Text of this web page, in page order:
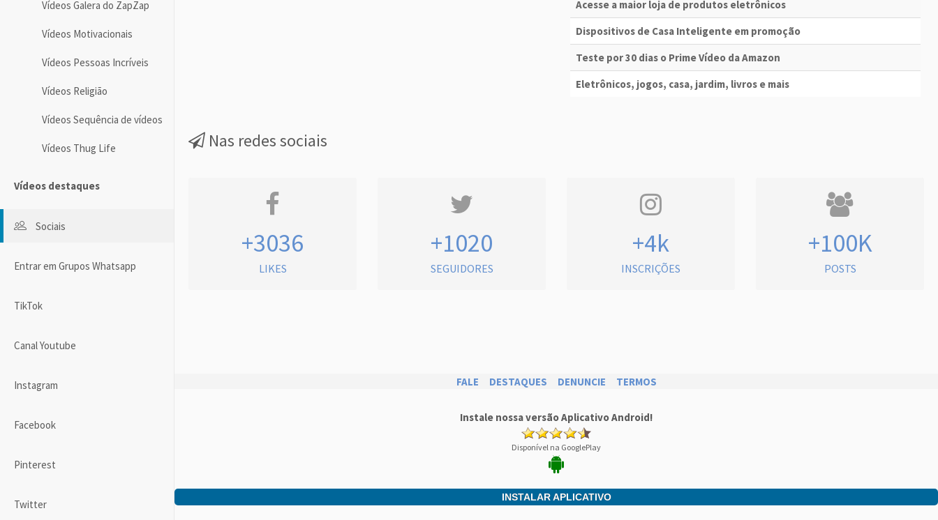
Vídeos Galera do ZapZap
Vídeos Motivacionais
Vídeos Pessoas Incríveis
Vídeos Religião
Vídeos Sequência de vídeos
Vídeos Thug Life
Vídeos destaques
Sociais
Entrar em Grupos Whatsapp
TikTok
Canal Youtube
Instagram
Facebook
Pinterest
Twitter
Acesse a maior loja de produtos eletrônicos
Dispositivos de Casa Inteligente em promoção
Teste por 30 dias o Prime Vídeo da Amazon
Eletrônicos, jogos, casa, jardim, livros e mais
Nas redes sociais
+3036
LIKES
+1020
SEGUIDORES
+4k
INSCRIÇÕES
+100K
POSTS
FALE DESTAQUES DENUNCIE TERMOS
Instale nossa versão Aplicativo Android!
Disponível na GooglePlay
INSTALAR APLICATIVO